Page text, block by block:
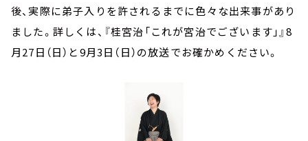
後、実際に弟子入りを許されるまでに色々な出来事があり
ました。詳しくは、『桂宮治「これが宮治でございます」』8
月27日（日）と9月3日（日）の放送でお確かめください。